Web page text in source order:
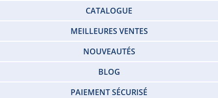
CATALOGUE
MEILLEURES VENTES
NOUVEAUTÉS
BLOG
PAIEMENT SÉCURISÉ